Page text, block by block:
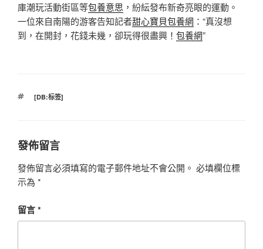
庫潮玩活動街區等包養意思 ，紛紜發布新奇亮眼的運動。
一位來自南陽的游客告知記者甜心寶貝包養網 ：“真沒想
到，在開封，花錢未幾，卻玩得很盡興！ 包養網”
標
[DB:标签]
發佈留言
發佈留言必須填寫的電子郵件地址不會公開。 必填欄位標
示為 *
留言*